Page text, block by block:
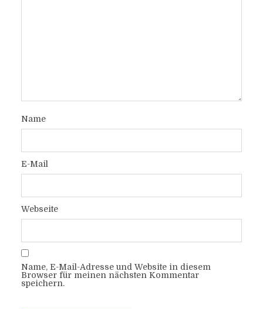
Name
E-Mail
Webseite
Name, E-Mail-Adresse und Website in diesem
Browser für meinen nächsten Kommentar
speichern.